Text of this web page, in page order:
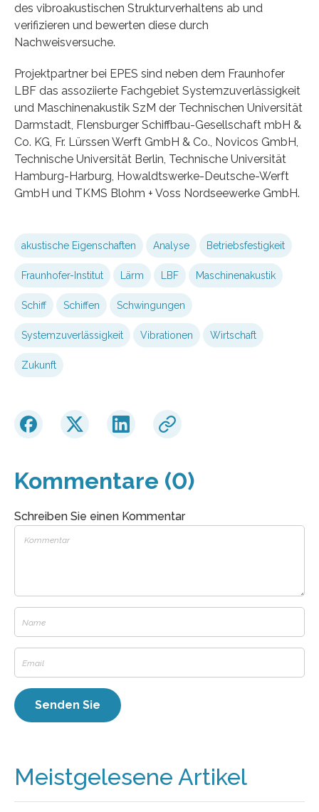
des vibroakustischen Strukturverhaltens ab und
verifizieren und bewerten diese durch
Nachweisversuche.
Projektpartner bei EPES sind neben dem Fraunhofer
LBF das assoziierte Fachgebiet Systemzuverlässigkeit
und Maschinenakustik SzM der Technischen Universität
Darmstadt, Flensburger Schiffbau-Gesellschaft mbH &
Co. KG, Fr. Lürssen Werft GmbH & Co., Novicos GmbH,
Technische Universität Berlin, Technische Universität
Hamburg-Harburg, Howaldtswerke-Deutsche-Werft
GmbH und TKMS Blohm + Voss Nordseewerke GmbH.
akustische Eigenschaften Analyse Betriebsfestigkeit
Fraunhofer-Institut Lärm LBF Maschinenakustik
Schiff Schiffen Schwingungen
Systemzuverlässigkeit Vibrationen Wirtschaft
Zukunft
Kommentare (0)
Schreiben Sie einen Kommentar
Meistgelesene Artikel